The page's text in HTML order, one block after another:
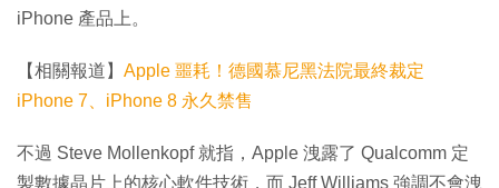
iPhone 產品上。
【相關報道】 Apple 噩耗！德國慕尼黑法院最終裁定
iPhone 7、iPhone 8 永久禁售
不過 Steve Mollenkopf 就指，Apple 洩露了 Qualcomm 定
製數據晶片上的核心軟件技術，而 Jeff Williams 強調不會洩